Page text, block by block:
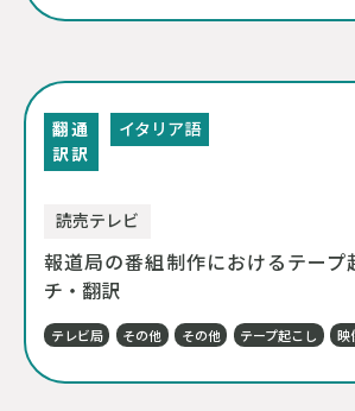
翻
訳
通
訳
イタリア語
読売テレビ
報道局の番組制作におけるテープ
チ・翻訳
テレビ局 その他 その他 テープ起こし 映